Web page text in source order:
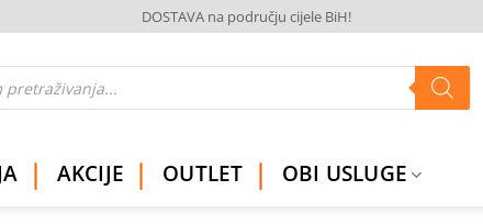
DOSTAVA na području cijele BiH!
AKCIJE OUTLET OBI USLUGE